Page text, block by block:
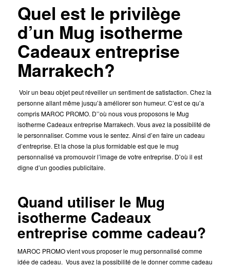
Quel est le privilège
d’un Mug isotherme
Cadeaux entreprise
Marrakech?
Voir un beau objet peut réveiller un sentiment de satisfaction. Chez la
personne allant même jusqu’à améliorer son humeur. C’est ce qu’a
compris MAROC PROMO. D’’où nous vous proposons le Mug
isotherme Cadeaux entreprise Marrakech. Vous avez la possibilité de
le personnaliser. Comme vous le sentez. Ainsi d’en faire un cadeau
d’entreprise. Et la chose la plus formidable est que le mug
personnalisé va promouvoir l’image de votre entreprise. D’où il est
digne d’un goodies publicitaire.
Quand utiliser le Mug
isotherme Cadeaux
entreprise comme cadeau?
MAROC PROMO vient vous proposer le mug personnalisé comme
idée de cadeau. Vous avez la possibilité de le donner comme cadeau